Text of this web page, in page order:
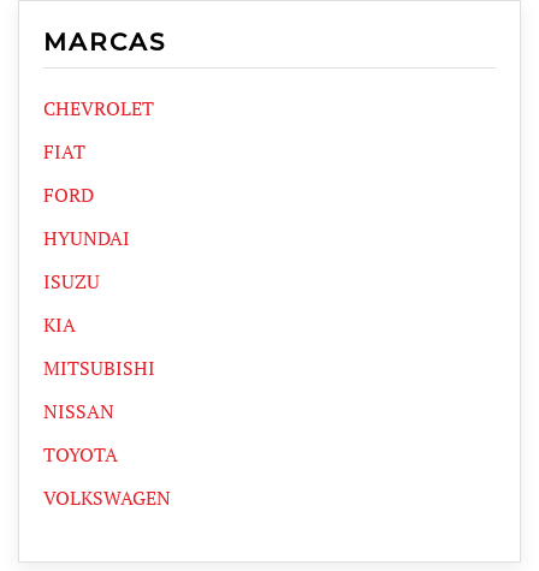
MARCAS
CHEVROLET
FIAT
FORD
HYUNDAI
ISUZU
KIA
MITSUBISHI
NISSAN
TOYOTA
VOLKSWAGEN